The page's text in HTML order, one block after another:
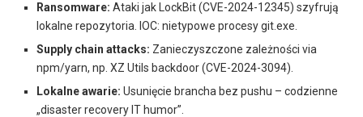
Ransomware: Ataki jak LockBit (CVE-2024-12345) szyfrują
lokalne repozytoria. IOC: nietypowe procesy git.exe.
Supply chain attacks: Zanieczyszczone zależności via
npm/yarn, np. XZ Utils backdoor (CVE-2024-3094).
Lokalne awarie: Usunięcie brancha bez pushu – codzienne
„disaster recovery IT humor”.